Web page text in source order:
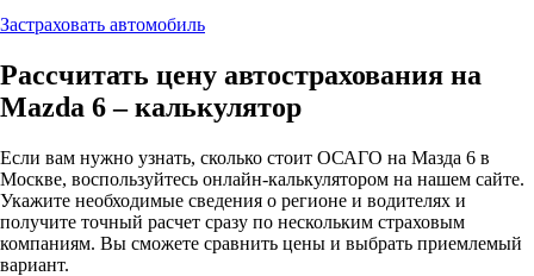
Застраховать автомобиль
Рассчитать цену автострахования на
Mazda 6 – калькулятор
Если вам нужно узнать, сколько стоит ОСАГО на Мазда 6 в
Москве, воспользуйтесь онлайн-калькулятором на нашем сайте.
Укажите необходимые сведения о регионе и водителях и
получите точный расчет сразу по нескольким страховым
компаниям. Вы сможете сравнить цены и выбрать приемлемый
вариант.